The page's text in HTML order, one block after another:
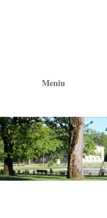
Meniu